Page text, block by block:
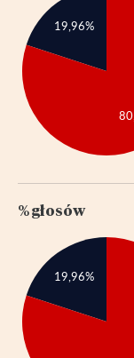
19,96%
% głosów
19,96%